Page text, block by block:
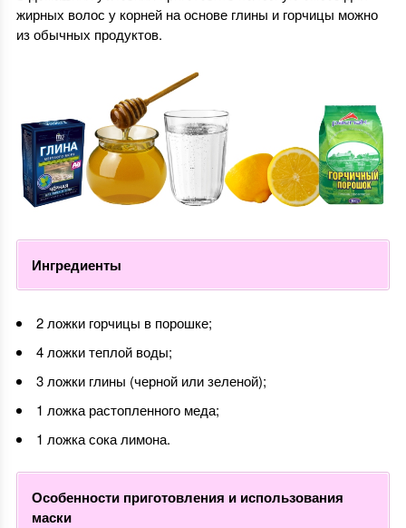
жирных волос у корней на основе глины и горчицы можно
из обычных продуктов.
Ингредиенты
2 ложки горчицы в порошке;
4 ложки теплой воды;
3 ложки глины (черной или зеленой);
1 ложка растопленного меда;
1 ложка сока лимона.
Особенности приготовления и использования
маски